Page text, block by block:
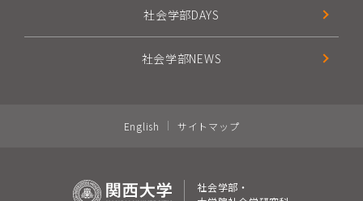
社会学部DAYS
社会学部NEWS
English サイトマップ
社会学部・